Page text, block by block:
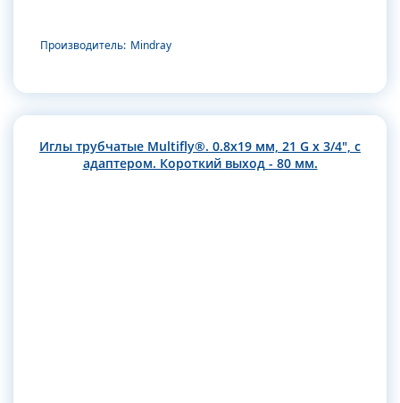
Производитель: Mindray
Иглы трубчатые Multifly®. 0.8х19 мм, 21 G x 3/4", с
адаптером. Короткий выход - 80 мм.